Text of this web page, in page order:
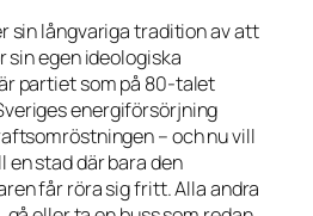
långvariga tradition av att
egen ideologiska
partiet som på 80-talet
energiförsörjning
– och nu vill
en stad där bara den
får röra sig fritt. Alla andra